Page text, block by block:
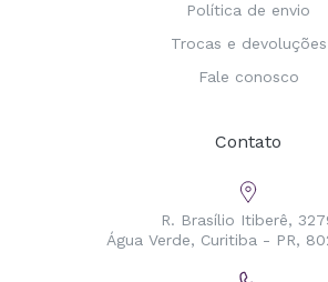
Política de envio
Trocas e devoluções
Fale conosco
Contato
R. Brasílio Itiberê,
Água Verde, Curitiba - PR,